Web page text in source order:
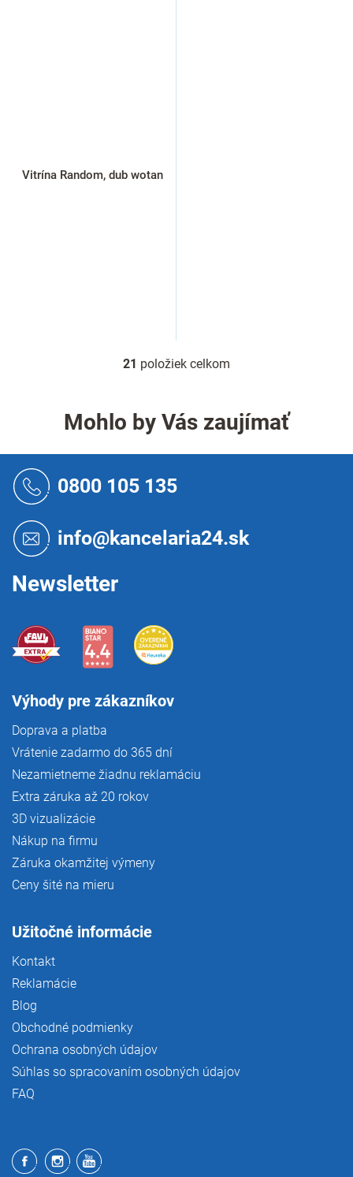
Vitrína Random, dub wotan
O
á
d
i
e
v
k
21 položiek celkom
Mohlo by Vás zaujímať
0800 105 135
info@kancelaria24.sk
Newsletter
Výhody pre zákazníkov
Doprava a platba
Vrátenie zadarmo do 365 dní
Nezamietneme žiadnu reklamáciu
Extra záruka až 20 rokov
3D vizualizácie
Nákup na firmu
Záruka okamžitej výmeny
Ceny šité na mieru
Užitočné informácie
Kontakt
Reklamácie
Blog
Obchodné podmienky
Ochrana osobných údajov
Súhlas so spracovaním osobných údajov
FAQ